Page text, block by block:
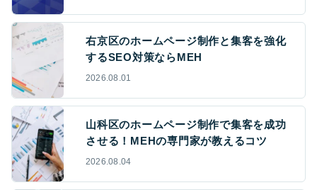
右京区のホームページ制作と集客を強化
するSEO対策ならMEH
2026.08.01
山科区のホームページ制作で集客を成功
させる！MEHの専門家が教えるコツ
2026.08.04